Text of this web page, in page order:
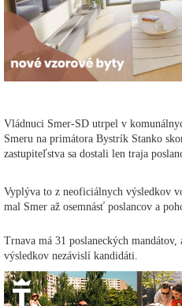
Vládnuci Smer-SD utrpel v
Smeru na primátora Bystrík Stanko
zastupiteľstva sa dostali len traja
Vyplýva to z neoficiálnych výsledkov
mal Smer až osemnásť poslancov a
Trnava má 31 poslaneckých
výsledkov nezávislí kandidáti.